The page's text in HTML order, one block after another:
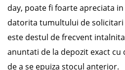
day, poate fi foarte apreciata
datorita tumultului de solicitari
este destul de frecvent
anuntati de la depozit exact cu
de a se epuiza stocul anterior.